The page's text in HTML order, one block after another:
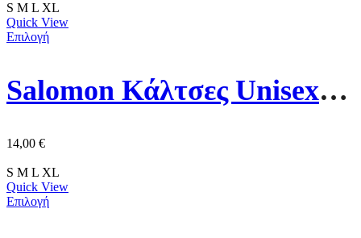
S M L XL
Quick View
Επιλογή
Salomon Κάλτσες Unisex Everyday Ankle C20867 3pack
14,00 €
S M L XL
Quick View
Επιλογή